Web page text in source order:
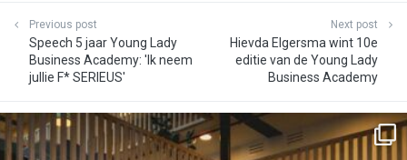
Previous post
Speech 5 jaar Young Lady
Business Academy: 'Ik neem
jullie F* SERIEUS'
Next post
Hievda Elgersma wint 10e
editie van de Young Lady
Business Academy